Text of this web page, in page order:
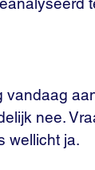
vandaag
nee.
wellicht ja.